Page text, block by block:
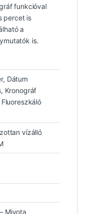
funkcióval
percet is
a
is.
Dátum
Kronográf
vízálló
Miyota